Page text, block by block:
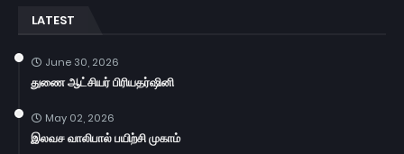
LATEST
June 30, 2026
துணை ஆட்சியர் பிரியதர்ஷினி
May 02, 2026
இலவச வாலிபால் பயிற்சி முகாம்